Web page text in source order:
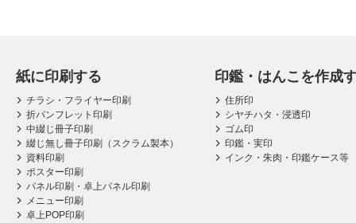
紙に印刷する
チラシ・フライヤー印刷
折パンフレット印刷
中綴じ冊子印刷
綴じ無し冊子印刷（スクラム製本）
資料印刷
ポスター印刷
パネル印刷・卓上パネル印刷
メニュー印刷
卓上POP印刷
印鑑・はんこを作成
住所印
シヤチハタ・浸透印
ゴム印
印鑑・実印
インク・朱肉・印鑑ケース等